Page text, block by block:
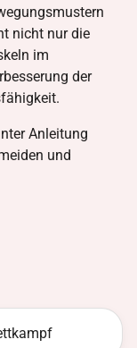
nicht nur die
im
der
Anleitung
und